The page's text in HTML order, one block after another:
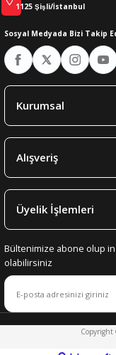
1125 Şişli/İstanbul
Sosyal Medyada Bizi Takip
Kurumsal
Alışveriş
Üyelik İşlemleri
Bültenimize abone olup
olabilirsiniz
Copyright